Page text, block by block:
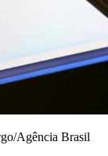
Agência Brasil